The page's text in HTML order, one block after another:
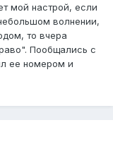
мой настрой, если
волнении,
то вчера
Пообщались с
ее номером и